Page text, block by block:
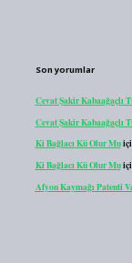
Son yorumlar
Cevat Şakir Kabaağaçlı
Cevat Şakir Kabaağaçlı
Ki Bağlacı Kü Olur Mu
Ki Bağlacı Kü Olur Mu
Afyon Kaymağı Patenti